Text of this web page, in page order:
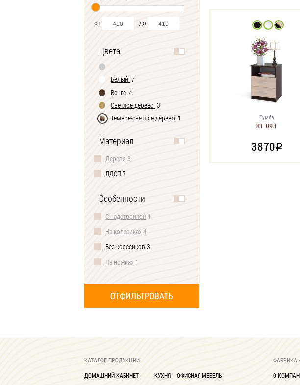
от до
Цвета
Белый 7
Венге 4
Светлое дерево 3
Темное-cветлое дерево 1
Материал
Дерево 3
ЛДСП7
Особенности
С надстройкой 1
На колесиках4
Без колесиков 3
На ножках 1
3 ящика 3
Тумба
КТ-09.1
3870i
КАТАЛОГ ПРОДУКЦИИ
ДОМАШНИЙ КАБИНЕТ
КУХНЯ
ОФИСНАЯ МЕБЕЛЬ
ФАБРИКА
О